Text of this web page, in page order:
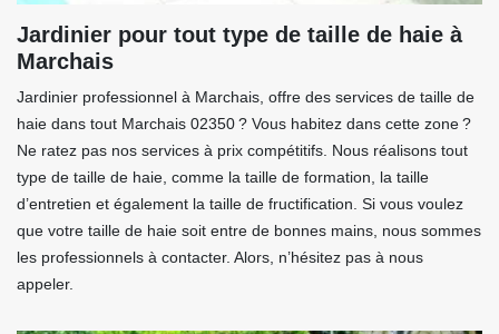
Jardinier pour tout type de taille de haie à
Marchais
Jardinier professionnel à Marchais, offre des services de taille de
haie dans tout Marchais 02350 ? Vous habitez dans cette zone ?
Ne ratez pas nos services à prix compétitifs. Nous réalisons tout
type de taille de haie, comme la taille de formation, la taille
d’entretien et également la taille de fructification. Si vous voulez
que votre taille de haie soit entre de bonnes mains, nous sommes
les professionnels à contacter. Alors, n’hésitez pas à nous
appeler.